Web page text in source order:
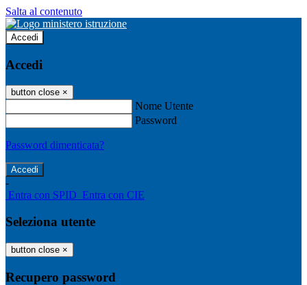
Salta al contenuto
Accedi
Accedi
button close ×
Nome Utente
Password
Password dimenticata?
-
Entra con SPID Entra con CIE
Seleziona utente
button close ×
Recupero password